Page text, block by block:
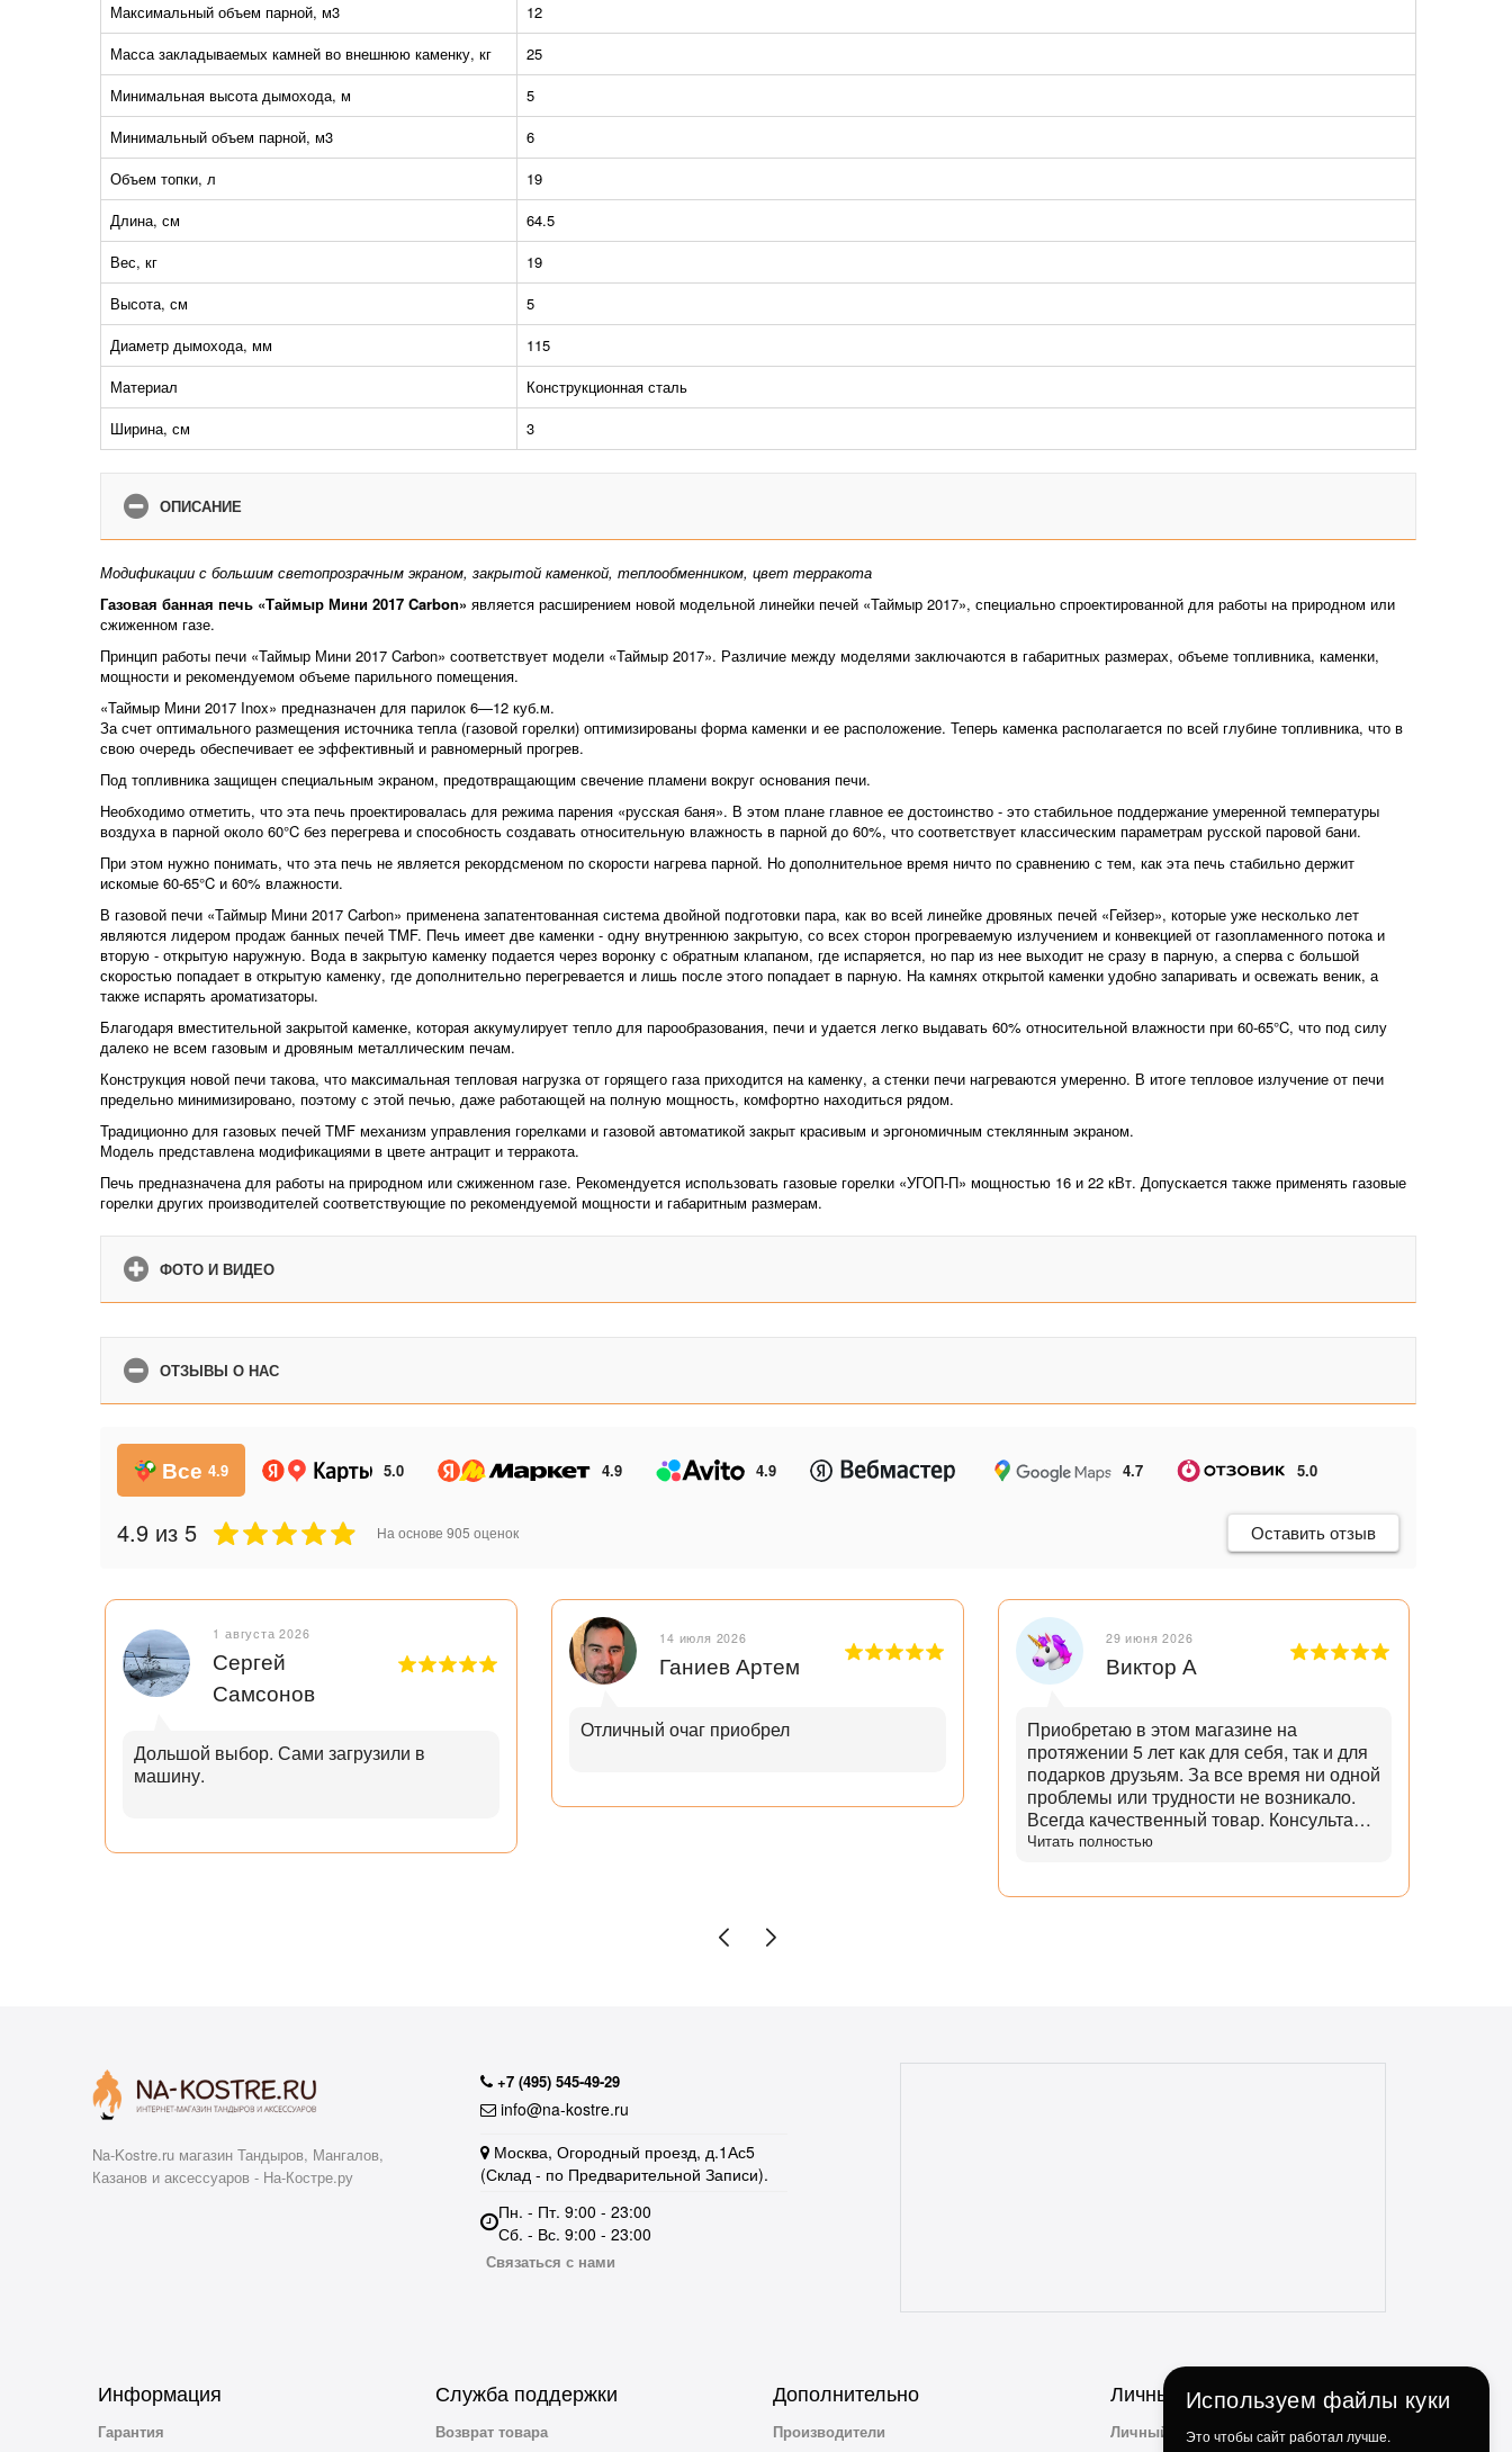
Максимальный объем парной, м3
12
Масса закладываемых камней во внешнюю каменку, кг
25
Минимальная высота дымохода, м
5
Минимальный объем парной, м3
6
Объем топки, л
19
Длина, см
64.5
Вес, кг
19
Высота, см
5
Диаметр дымохода, мм
115
Материал
Конструкционная сталь
Ширина, см
3
ОПИСАНИЕ
Модификации с большим светопрозрачным экраном, закрытой каменкой, теплообменником, цвет терракота
Газовая банная печь «Таймыр Мини 2017 Carbon» является расширением новой модельной линейки печей «Таймыр 2017», специально спроектированной для работы на природном или
сжиженном газе.
Принцип работы печи «Таймыр Мини 2017 Carbon» соответствует модели «Таймыр 2017». Различие между моделями заключаются в габаритных размерах, объеме топливника, каменки,
мощности и рекомендуемом объеме парильного помещения.
«Таймыр Мини 2017 Inox» предназначен для парилок 6—12 куб.м.
За счет оптимального размещения источника тепла (газовой горелки) оптимизированы форма каменки и ее расположение. Теперь каменка располагается по всей глубине топливника, что в
свою очередь обеспечивает ее эффективный и равномерный прогрев.
Под топливника защищен специальным экраном, предотвращающим свечение пламени вокруг основания печи.
Необходимо отметить, что эта печь проектировалась для режима парения «русская баня». В этом плане главное ее достоинство - это стабильное поддержание умеренной температуры
воздуха в парной около 60°C без перегрева и способность создавать относительную влажность в парной до 60%, что соответствует классическим параметрам русской паровой бани.
При этом нужно понимать, что эта печь не является рекордсменом по скорости нагрева парной. Но дополнительное время ничто по сравнению с тем, как эта печь стабильно держит
искомые 60-65°C и 60% влажности.
В газовой печи «Таймыр Мини 2017 Carbon» применена запатентованная система двойной подготовки пара, как во всей линейке дровяных печей «Гейзер», которые уже несколько лет
являются лидером продаж банных печей TMF. Печь имеет две каменки - одну внутреннюю закрытую, со всех сторон прогреваемую излучением и конвекцией от газопламенного потока и
вторую - открытую наружную. Вода в закрытую каменку подается через воронку с обратным клапаном, где испаряется, но пар из нее выходит не сразу в парную, а сперва с большой
скоростью попадает в открытую каменку, где дополнительно перегревается и лишь после этого попадает в парную. На камнях открытой каменки удобно запаривать и освежать веник, а
также испарять ароматизаторы.
Благодаря вместительной закрытой каменке, которая аккумулирует тепло для парообразования, печи и удается легко выдавать 60% относительной влажности при 60-65°C, что под силу
далеко не всем газовым и дровяным металлическим печам.
Конструкция новой печи такова, что максимальная тепловая нагрузка от горящего газа приходится на каменку, а стенки печи нагреваются умеренно. В итоге тепловое излучение от печи
предельно минимизировано, поэтому с этой печью, даже работающей на полную мощность, комфортно находиться рядом.
Традиционно для газовых печей TMF механизм управления горелками и газовой автоматикой закрыт красивым и эргономичным стеклянным экраном.
Модель представлена модификациями в цвете антрацит и терракота.
Печь предназначена для работы на природном или сжиженном газе. Рекомендуется использовать газовые горелки «УГОП-П» мощностью 16 и 22 кВт. Допускается также применять газовые
горелки других производителей соответствующие по рекомендуемой мощности и габаритным размерам.
ФОТО И ВИДЕО
ОТЗЫВЫ О НАС
Все 4.9 5.0 4.9 4.9 4.7 5.0
4.9из 5 На основе 905 оценок Оставить отзыв
1 августа 2026
Сергей
Самсонов
Дольшой выбор. Сами загрузили в
машину.
14 июля 2026
Ганиев Артем
Отличный очаг приобрел
29 июня 2026
Виктор А
Приобретаю в этом магазине на
протяжении 5 лет как для себя, так и для
подарков друзьям. За все время ни одной
проблемы или трудности не возникало.
Всегда качественный товар. Консультант
помогает с выбором и советами. Советы
отзывчивые и опытные. Особенно
Читать полностью
Na-Kostre.ru магазин Тандыров, Мангалов,
Казанов и аксессуаров - На-Костре.ру
+7 (495) 545-49-29
info@na-kostre.ru
Москва, Огородный проезд, д.1Ас5
(Склад - по Предварительной Записи).
Пн. - Пт. 9:00 - 23:00
Сб. - Вс. 9:00 - 23:00
Связаться с нами
Информация
Гарантия
Служба поддержки
Возврат товара
Дополнительно
Производители
Личный Кабинет
Личный Кабинет
Используем файлы куки
Это чтобы сайт работал лучше.